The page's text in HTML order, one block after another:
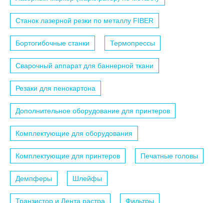
Станок лазерной резки по металлу FIBER
Бортогибочные станки Термопрессы
Сварочный аппарат для баннерной ткани
Резаки для пенокартона
Дополнительное оборудование для принтеров
Комплектующие для оборудования
Комплектующие для принтеров Печатные головы
Демпферы Шлейфы
Транзистор и Лента растра Фильтры